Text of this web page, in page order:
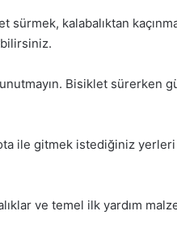
kalabalıktan
unutmayın. Bisiklet sürerken
ile gitmek istediğiniz yerleri
ve temel ilk yardım